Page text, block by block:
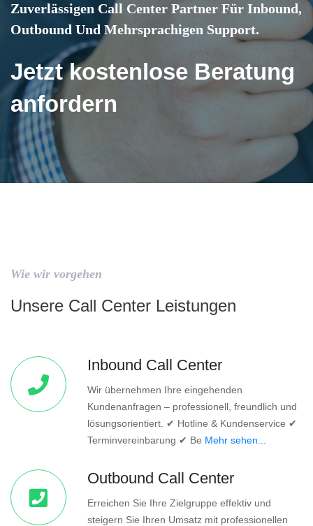
Zuverlässigen Call Center Partner Für Inbound,
Outbound Und Mehrsprachigen Support.
Jetzt kostenlose Beratung
anfordern
Wie wir vorgehen
Unsere Call Center Leistungen
Inbound Call Center
Wir übernehmen Ihre eingehenden
Kundenanfragen – professionell, freundlich und
lösungsorientiert. ✔ Hotline & Kundenservice ✔
Terminvereinbarung ✔ Be Mehr sehen...
Outbound Call Center
Erreichen Sie Ihre Zielgruppe effektiv und
steigern Sie Ihren Umsatz mit professionellen